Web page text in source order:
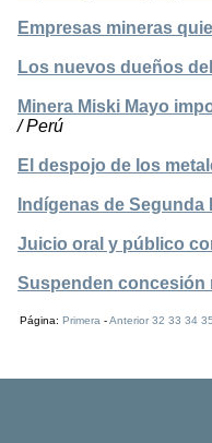
Empresas mineras
Los nuevos dueños
Minera Miski Mayo
/ Perú
El despojo de los
Indígenas de
Juicio oral y público
Suspenden concesión
Página:Primera -Anterior 32 33 34 35